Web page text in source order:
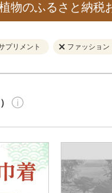
物のふるさと納税
プリメント ファッション
円
解除